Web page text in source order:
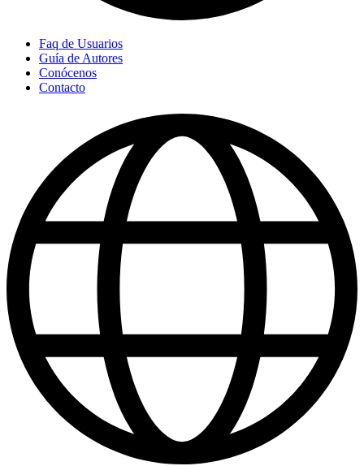
Faq de Usuarios
Guía de Autores
Conócenos
Contacto